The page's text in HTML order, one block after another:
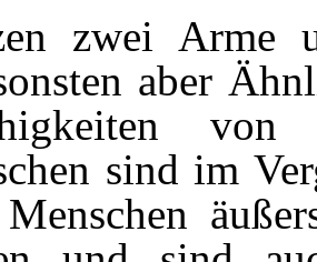
zwei Arme
aber
sind im